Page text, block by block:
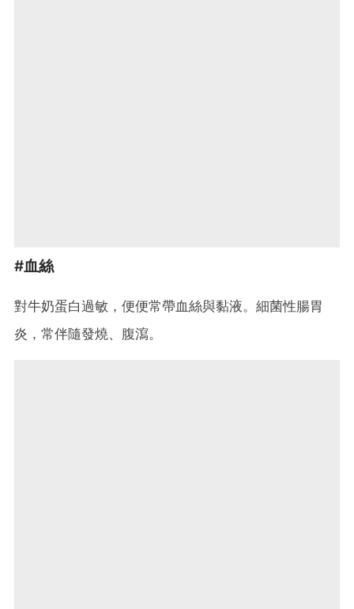
#血絲
對牛奶蛋白過敏，便便常帶血絲與黏液。細菌性腸胃
炎，常伴隨發燒、腹瀉。